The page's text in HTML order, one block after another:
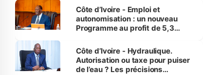
et Yamoussoukro
Côte d’Ivoire - Emploi et
autonomisation : un nouveau
Programme au profit de 5,3
Côte d’Ivoire - Hydraulique.
Autorisation ou taxe pour puiser
de l’eau ? Les précisions